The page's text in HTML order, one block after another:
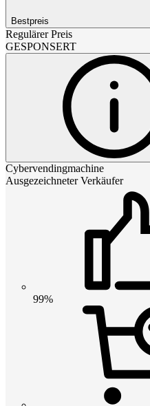
Bestpreis
Regulärer Preis
GESPONSERT
Cybervendingmachine
Ausgezeichneter Verkäufer
99%